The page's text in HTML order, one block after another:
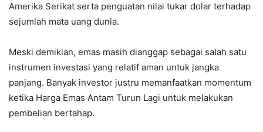
Amerika Serikat serta penguatan nilai tukar dolar terhadap
sejumlah mata uang dunia.
Meski demikian, emas masih dianggap sebagai salah satu
instrumen investasi yang relatif aman untuk jangka
panjang. Banyak investor justru memanfaatkan momentum
ketika Harga Emas Antam Turun Lagi untuk melakukan
pembelian bertahap.